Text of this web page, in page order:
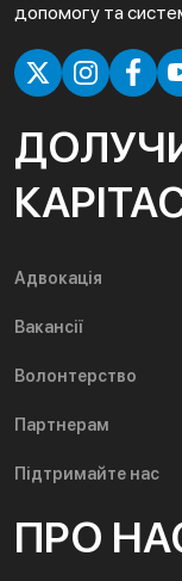
допомогу та
Адвокація
Вакансії
Волонтерство
Партнерам
Підтримайте нас
ПРО